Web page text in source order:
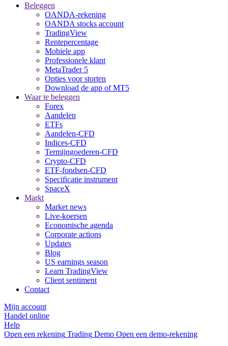
Beleggen
OANDA-rekening
OANDA stocks account
TradingView
Rentepercentage
Mobiele app
Professionele klant
MetaTrader 5
Opties voor storten
Download de app of MT5
Waar te beleggen
Forex
Aandelen
ETFs
Aandelen-CFD
Indices-CFD
Termijngoederen-CFD
Crypto-CFD
ETF-fondsen-CFD
Specificatie instrument
SpaceX
Markt
Market news
Live-koersen
Economische agenda
Corporate actions
Updates
Blog
US earnings season
Learn TradingView
Client sentiment
Contact
Mijn account
Handel online
Help
Open een rekening Trading Demo Open een demo-rekening